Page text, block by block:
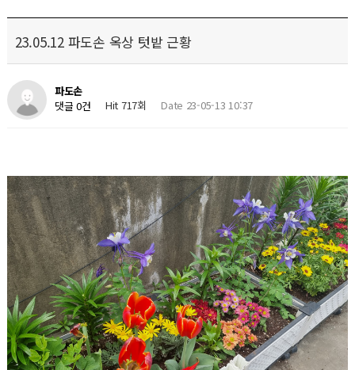
23.05.12 파도손 옥상 텃밭 근황
파도손
댓글 0건
Hit 717회 Date 23-05-13 10:37